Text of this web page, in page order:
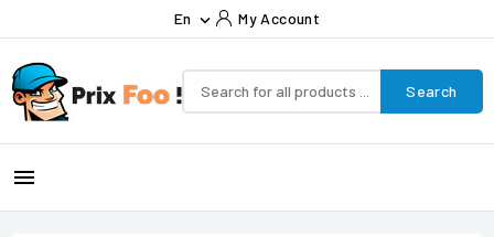
En  My Account
Search
